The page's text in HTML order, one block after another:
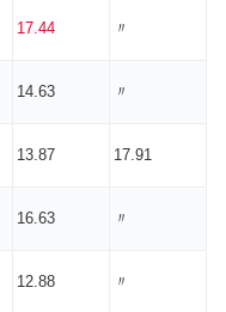
17.44 〃
14.63 〃
13.87 17.91
16.63 〃
12.88 〃